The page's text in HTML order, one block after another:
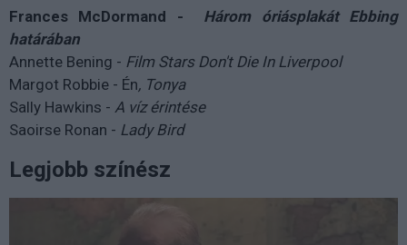
Frances McDormand -
Három óriásplakát Ebbing
határában
Annette Bening - Film Stars Don't Die In Liverpool
Margot Robbie - Én, Tonya
Sally Hawkins - A víz érintése
Saoirse Ronan - Lady Bird
Legjobb színész